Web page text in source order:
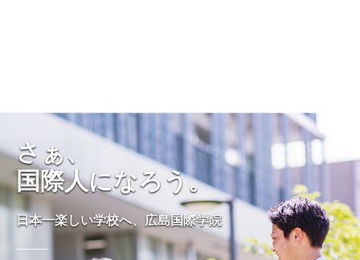
さぁ、
国際人になろう。
日本一楽しい学校へ、広島国際学院